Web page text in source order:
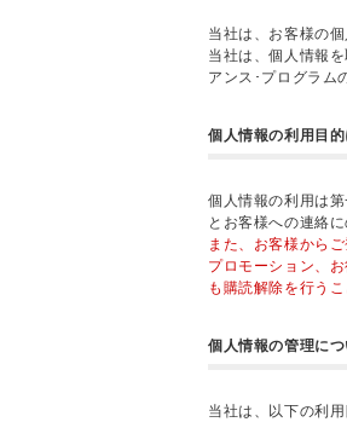
当社は、お客様の
当社は、個人情報
アンス･プログラム
個人情報の利用目
個人情報の利用は
とお客様への連絡に
また、お客様から
プロモーション、
も購読解除を行うこ
個人情報の管理につ
当社は、以下の利